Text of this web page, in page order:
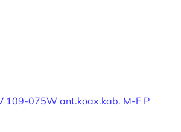
109-075W ant.koax.kab. M-F P